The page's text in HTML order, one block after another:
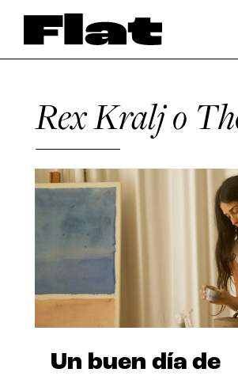
Rex Kralj o
Un buen día de